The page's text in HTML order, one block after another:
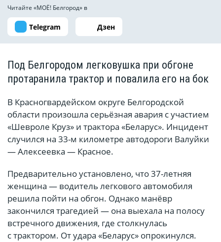
Читайте «МОЁ! Белгород» в
Telegram Дзен
Под Белгородом легковушка при обгоне
протаранила трактор и повалила его на бок
В Красногвардейском округе Белгородской
области произошла серьёзная авария с участием
«Шевроле Круз» и трактора «Беларус». Инцидент
случился на 33-м километре автодороги Валуйки
— Алексеевка — Красное.
Предварительно установлено, что 37-летняя
женщина — водитель легкового автомобиля
решила пойти на обгон. Однако манёвр
закончился трагедией — она выехала на полосу
встречного движения, где столкнулась
с трактором. От удара «Беларус» опрокинулся.